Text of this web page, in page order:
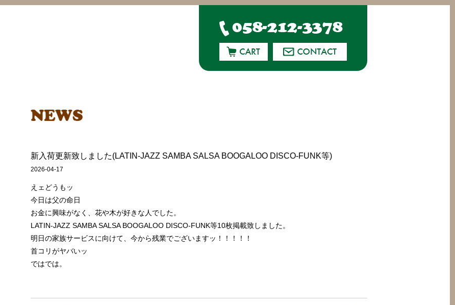
新入荷更新致しました(LATIN-JAZZ SAMBA SALSA BOOGALOO DISCO-FUNK等)
2026-04-17
えェどうもッ
今日は父の命日
お金に興味がなく、花や木が好きな人でした。
LATIN-JAZZ SAMBA SALSA BOOGALOO DISCO-FUNK等10枚掲載致しました。
明日の家族サービスに向けて、今から残業でございますッ！！！！！
首コリがヤバいッ
ではでは。